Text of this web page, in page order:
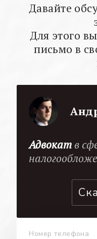
Давайте
Для этого
письмо в
Адвокат в
Номер телефона